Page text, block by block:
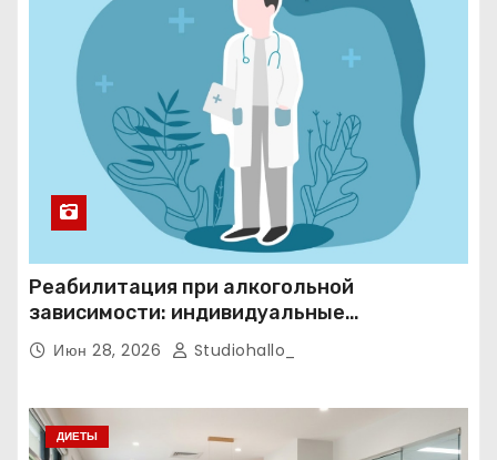
Реабилитация при алкогольной
зависимости: индивидуальные
программы, психотерапия и
ресоциализация при анонимном подходе
Июн 28, 2026 Studiohallo_
ДИЕТЫ